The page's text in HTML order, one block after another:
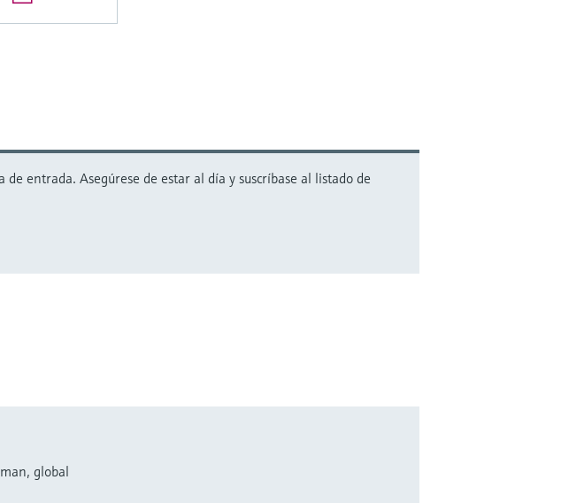
entrada. Asegúrese de estar al día y suscríbase al listado de
global